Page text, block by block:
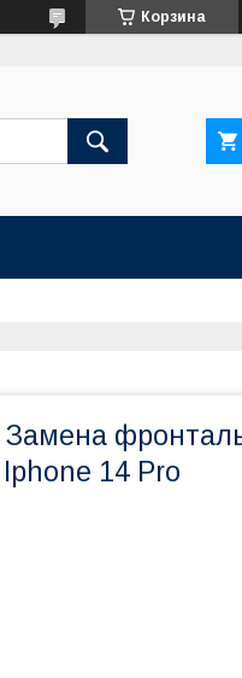
Корзина
14 Pro